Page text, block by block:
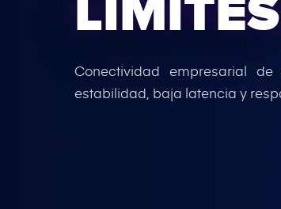
LÍMITES
Conectividad empresarial
estabilidad, baja latencia y